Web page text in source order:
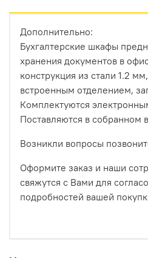
Дополнительно:
Бухгалтерские шкафы
хранения документов в
конструкция из стали 1.2
встроенным отделением,
Комплектуются
Поставляются в собранном
Возникли вопросы
Оформите заказ и наши
свяжутся с Вами для
подробностей вашей